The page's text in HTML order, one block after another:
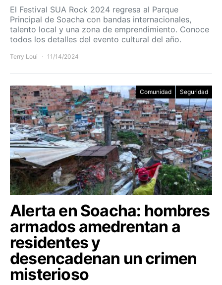
El Festival SUA Rock 2024 regresa al Parque
Principal de Soacha con bandas internacionales,
talento local y una zona de emprendimiento. Conoce
todos los detalles del evento cultural del año.
Terry Loui 11/14/2024
Comunidad Seguridad
Alerta en Soacha: hombres
armados amedrentan a
residentes y
desencadenan un crimen
misterioso